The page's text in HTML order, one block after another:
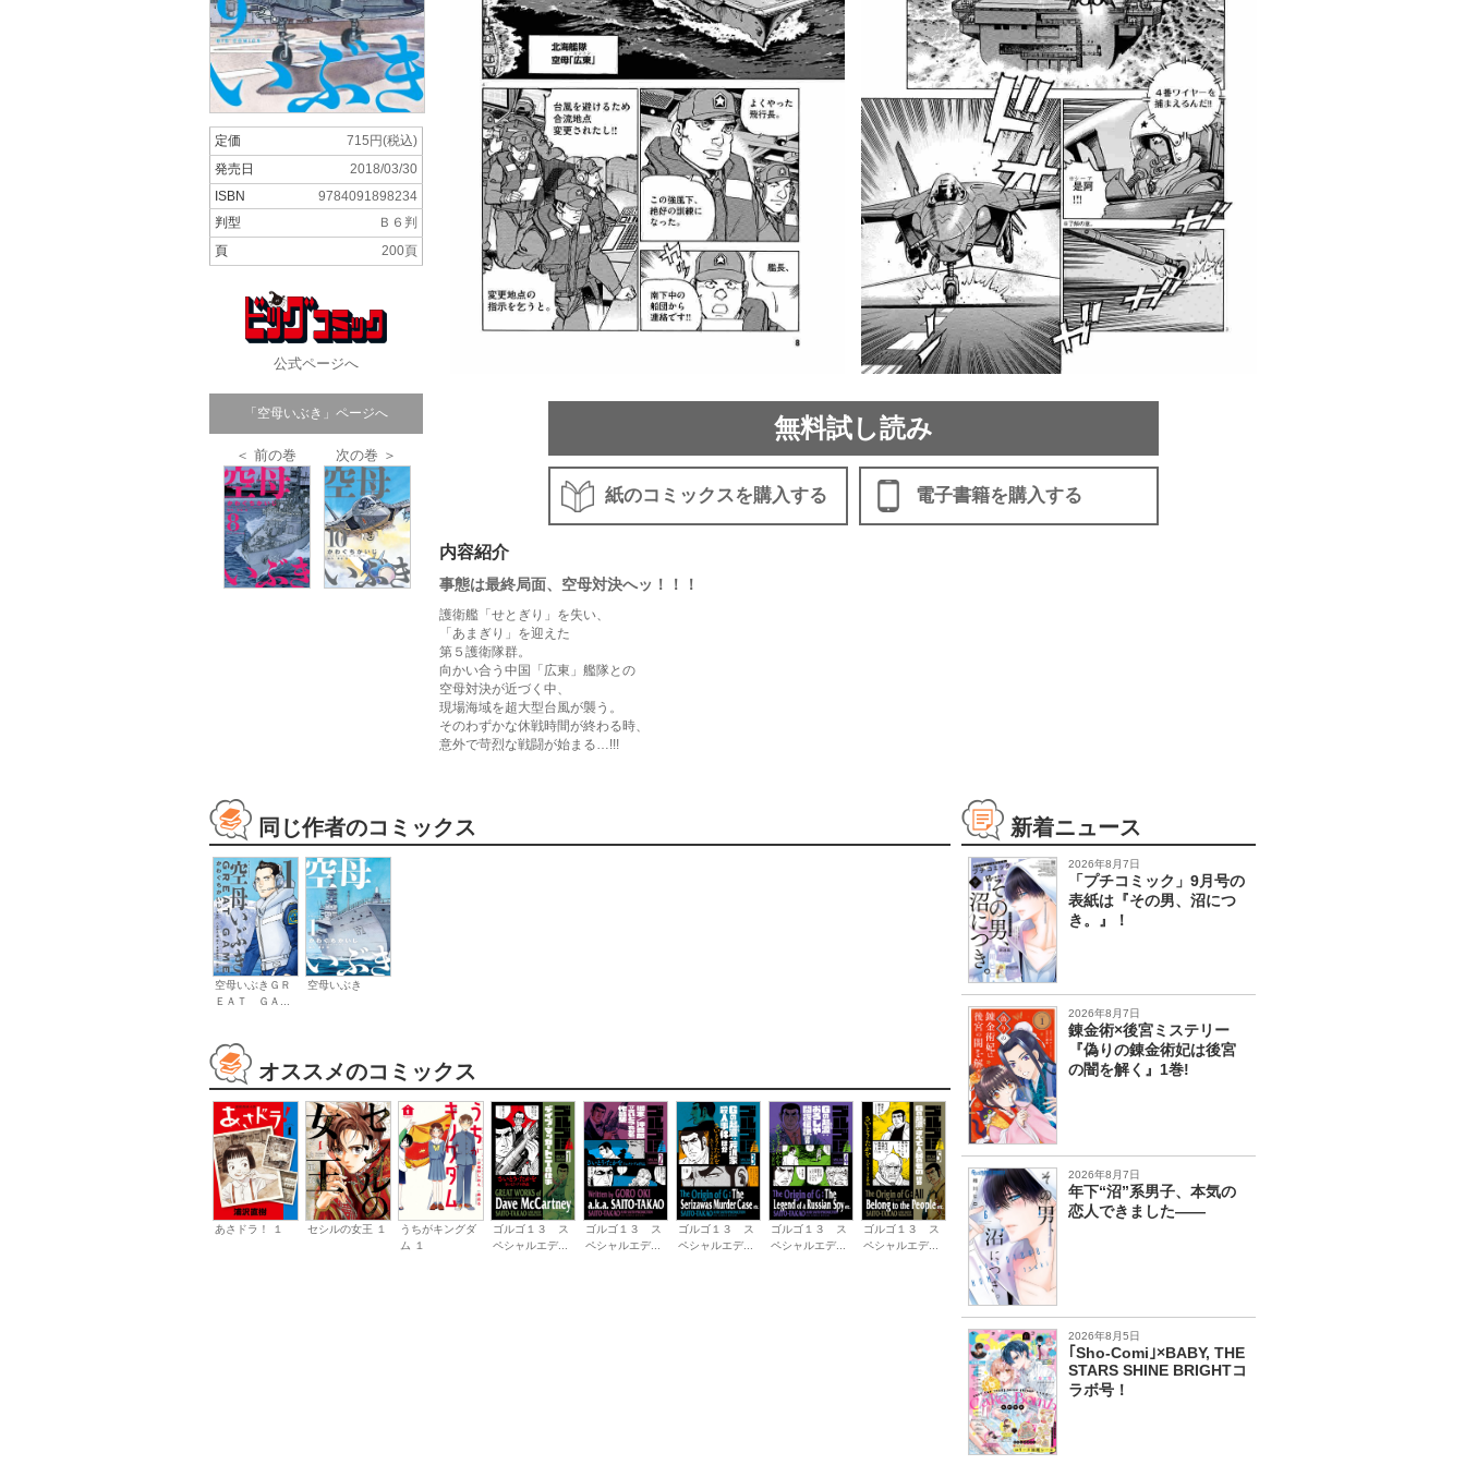
定価
715円(税込)
発売日
2018/03/30
ISBN
9784091898234
判型
Ｂ６判
頁
200頁
公式ページへ
「空母いぶき」ページへ
＜ 前の巻 次の巻 ＞
無料試し読み
紙のコミックスを購入する 電子書籍を購入する
内容紹介
事態は最終局面、空母対決へッ！！！
護衛艦「せとぎり」を失い、
「あまぎり」を迎えた
第５護衛隊群。
向かい合う中国「広東」艦隊との
空母対決が近づく中、
現場海域を超大型台風が襲う。
そのわずかな休戦時間が終わる時、
意外で苛烈な戦闘が始まる…!!!
同じ作者のコミックス
空母いぶきＧＲ
ＥＡＴ ＧＡ...
空母いぶき
オススメのコミックス
あさドラ！ １ セシルの女王 １
うちがキングダ
ム １
ゴルゴ１３ ス
ペシャルエデ...
ゴルゴ１３ ス
ペシャルエデ...
ゴルゴ１３ ス
ペシャルエデ...
ゴルゴ１３ ス
ペシャルエデ...
ゴルゴ１３ ス
ペシャルエデ...
新着ニュース
2026年8月7日
「プチコミック」9月号の
表紙は『その男、沼につ
き。』！
2026年8月7日
錬金術×後宮ミステリー
『偽りの錬金術妃は後宮
の闇を解く』1巻!
2026年8月7日
年下“沼”系男子、本気の
恋人できました――
2026年8月5日
｢Sho-Comi｣×BABY, THE
STARS SHINE BRIGHTコ
ラボ号！